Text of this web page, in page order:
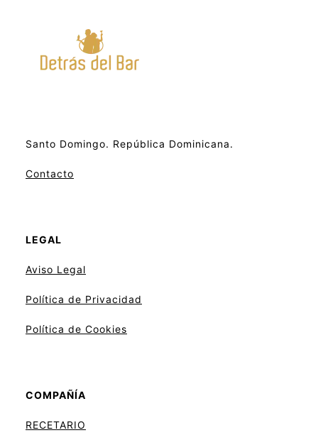
Santo Domingo. República Dominicana.
Contacto
LEGAL
Aviso Legal
Política de Privacidad
Política de Cookies
COMPAÑÍA
RECETARIO